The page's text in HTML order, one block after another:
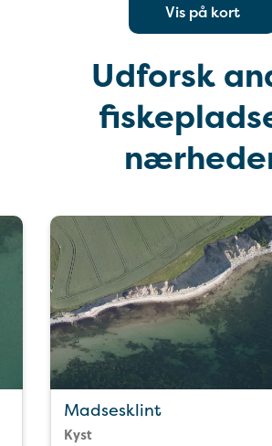
Vis på kort
Udforsk
Madsesklint
Kyst